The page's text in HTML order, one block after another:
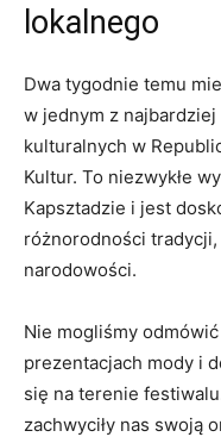
lokalnego
Dwa tygodnie temu
‍w​ jednym z
kulturalnych w
Kultur. To niezwykłe
Kapsztadzie ​i jest
różnorodności
narodowości.
Nie mogliśmy
prezentacjach mody i
się‍ na terenie
⁢zachwyciły ⁢nas⁢ swoją‍